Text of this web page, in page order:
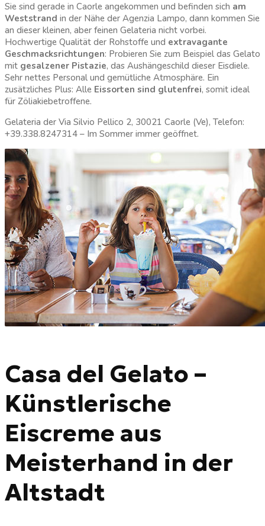
Sie sind gerade in Caorle angekommen und befinden sich am
Weststrand in der Nähe der Agenzia Lampo, dann kommen Sie
an dieser kleinen, aber feinen Gelateria nicht vorbei.
Hochwertige Qualität der Rohstoffe und extravagante
Geschmacksrichtungen: Probieren Sie zum Beispiel das Gelato
mit gesalzener Pistazie, das Aushängeschild dieser Eisdiele.
Sehr nettes Personal und gemütliche Atmosphäre. Ein
zusätzliches Plus: Alle Eissorten sind glutenfrei, somit ideal
für Zöliakiebetroffene.
Gelateria der Via Silvio Pellico 2, 30021 Caorle (Ve), Telefon:
+39.338.8247314 – Im Sommer immer geöffnet.
Casa del Gelato –
Künstlerische
Eiscreme aus
Meisterhand in der
Altstadt